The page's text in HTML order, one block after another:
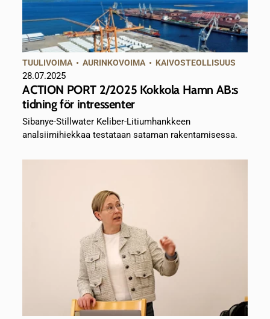
TUULIVOIMA •AURINKOVOIMA • KAIVOSTEOLLISUUS
28.07.2025
ACTION PORT 2/2025 Kokkola Hamn AB:s
tidning för intressenter
Sibanye-Stillwater Keliber-Litiumhankkeen
analsiimihiekkaa testataan sataman rakentamisessa.